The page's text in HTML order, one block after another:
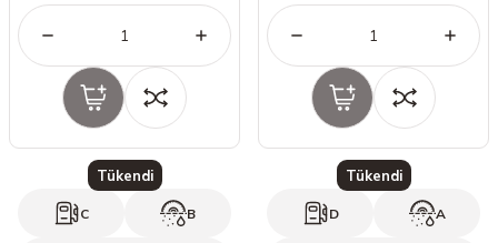
Tükendi
C B
Tükendi
D A